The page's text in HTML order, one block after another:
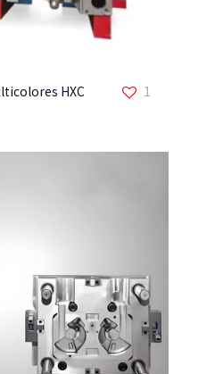
HXC 1